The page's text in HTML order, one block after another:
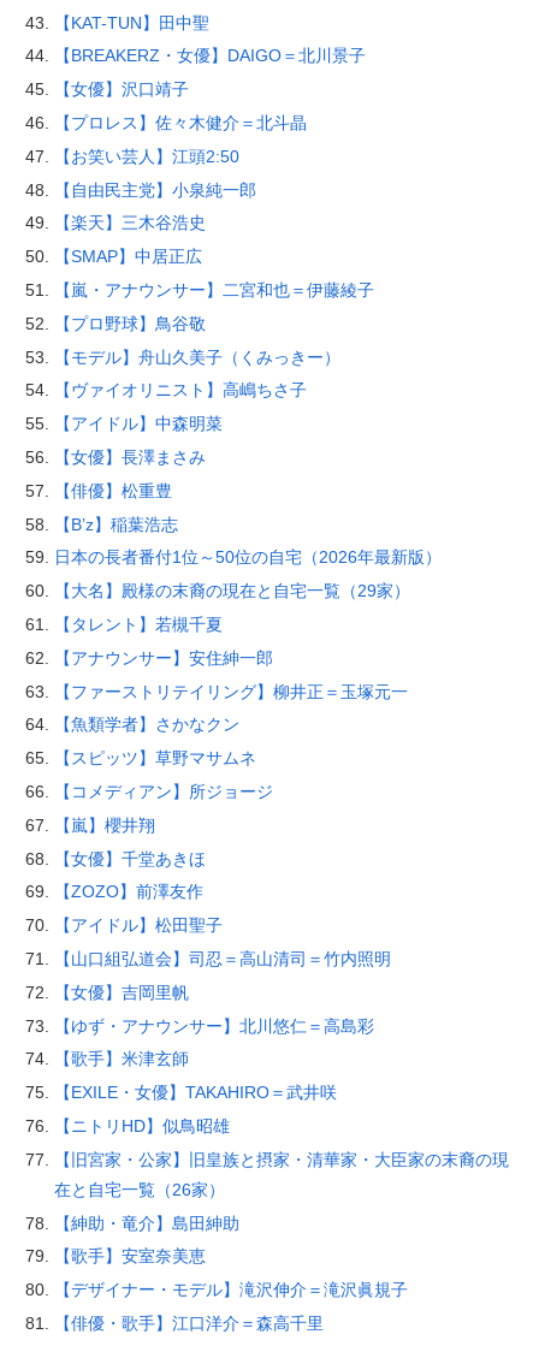
【KAT-TUN】田中聖
【BREAKERZ・女優】DAIGO＝北川景子
【女優】沢口靖子
【プロレス】佐々木健介＝北斗晶
【お笑い芸人】江頭2:50
【自由民主党】小泉純一郎
【楽天】三木谷浩史
【SMAP】中居正広
【嵐・アナウンサー】二宮和也＝伊藤綾子
【プロ野球】鳥谷敬
【モデル】舟山久美子（くみっきー）
【ヴァイオリニスト】高嶋ちさ子
【アイドル】中森明菜
【女優】長澤まさみ
【俳優】松重豊
【B’z】稲葉浩志
日本の長者番付1位～50位の自宅（2026年最新版）
【大名】殿様の末裔の現在と自宅一覧（29家）
【タレント】若槻千夏
【アナウンサー】安住紳一郎
【ファーストリテイリング】柳井正＝玉塚元一
【魚類学者】さかなクン
【スピッツ】草野マサムネ
【コメディアン】所ジョージ
【嵐】櫻井翔
【女優】千堂あきほ
【ZOZO】前澤友作
【アイドル】松田聖子
【山口組弘道会】司忍＝高山清司＝竹内照明
【女優】吉岡里帆
【ゆず・アナウンサー】北川悠仁＝高島彩
【歌手】米津玄師
【EXILE・女優】TAKAHIRO＝武井咲
【ニトリHD】似鳥昭雄
【旧宮家・公家】旧皇族と摂家・清華家・大臣家の末裔の現
在と自宅一覧（26家）
【紳助・竜介】島田紳助
【歌手】安室奈美恵
【デザイナー・モデル】滝沢伸介＝滝沢眞規子
【俳優・歌手】江口洋介＝森高千里